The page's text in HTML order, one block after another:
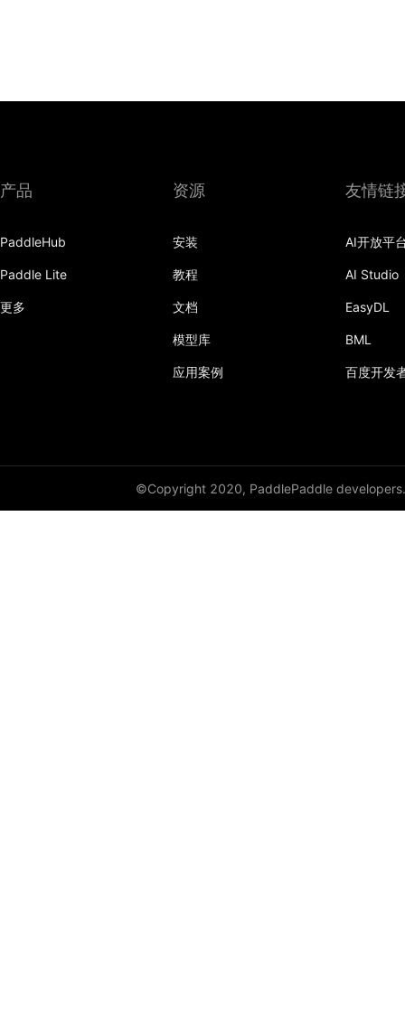
产品
PaddleHub
Paddle Lite
更多
资源
安装
教程
文档
模型库
应用案例
友情链
AI开放平
AI Studio
EasyDL
BML
百度开发
©Copyright 2020, PaddlePaddle developers.